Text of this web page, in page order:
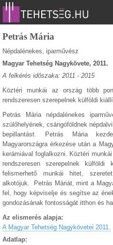
Petrás Mária
Népdalénekes, iparművész
Magyar Tehetség Nagykövete, 2011.
A felkérés időszaka: 2011 - 2015
Köztéri munkái az ország több
rendszeresen szerepelnek külföldi
Petrás Mária népdalénekes
szülőhelyének, csángóföldnek
bepillantást. Petrás Mária
Magyarországra érkezése után a
kerámiával foglalkozni. Köztéri
rendszeresen szerepelnek külföldi
felismerhető munkái hitet,
alkotójuk. Petrás Máriát, mint a
fel, hogy képviselje és segítse az
gondozásának fontosságát itthon és
Az elismerés alapja:
A Magyar Tehetség Nagykövetei 2011.
Adatlap: